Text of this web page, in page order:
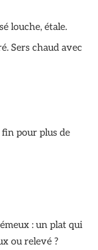
louche, étale.
Sers chaud avec
pour plus de
: un plat qui
ou relevé ?